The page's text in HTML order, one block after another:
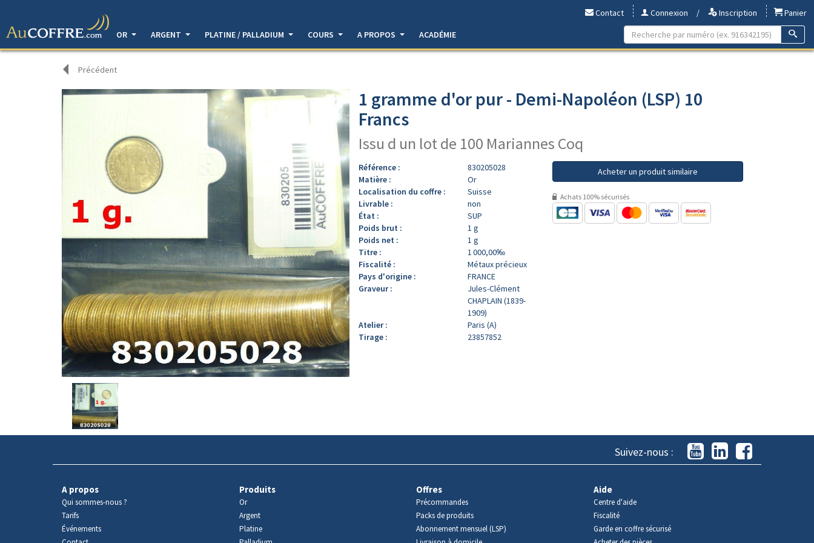
Contact Connexion / Inscription
Panier
OR
ARGENT PLATINE / PALLADIUM COURS A PROPOS ACADÉMIE
Précédent
Avers
produit
1 gramme d'or pur - Demi-Napoléon (LSP) 10
Francs
Issu d un lot de 100 Mariannes Coq
Référence :
830205028
Matière :
Or
Localisation du coffre :
Suisse
Livrable :
non
État :
SUP
Poids brut :
1 g
Poids net :
1 g
Titre :
1 000,00‰
Fiscalité :
Métaux précieux
Pays d'origine :
FRANCE
Graveur :
Jules-Clément
CHAPLAIN (1839-
1909)
Atelier :
Paris (A)
Tirage :
23857852
Acheter un produit similaire
Achats 100% sécurisés
Suivez-nous :
A propos
Qui sommes-nous ?
Tarifs
Événements
Produits
Or
Argent
Platine
Offres
Précommandes
Packs de produits
Abonnement mensuel (LSP)
Aide
Centre d'aide
Fiscalité
Garde en coffre sécurisé